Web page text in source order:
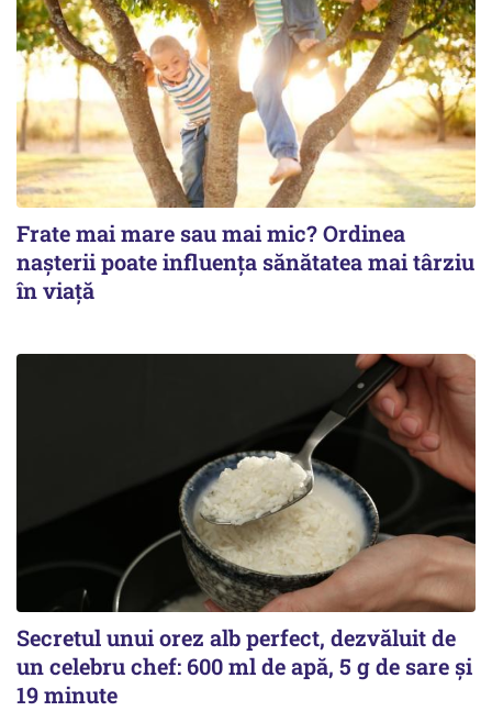
Frate mai mare sau mai mic? Ordinea
nașterii poate influența sănătatea mai târziu
în viață
Secretul unui orez alb perfect, dezvăluit de
un celebru chef: 600 ml de apă, 5 g de sare și
19 minute